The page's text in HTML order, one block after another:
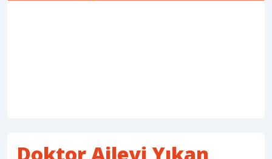
Doktor Aileyi Yıkan